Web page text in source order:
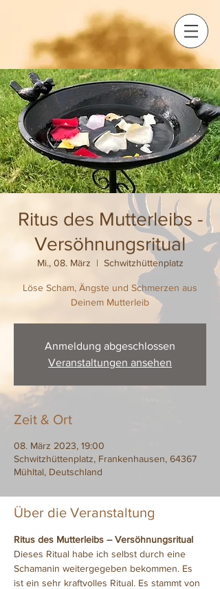
Ritus des Mutterleibs -
Versöhnungsritual
Mi., 08. März
  |
Schwitzhüttenplatz
Löse Scham, Ängste und Schmerzen aus
Deinem Mutterleib
Anmeldung abgeschlossen
Veranstaltungen ansehen
Zeit & Ort
08. März 2023, 19:00
Schwitzhüttenplatz, Frankenhausen, 64367
Mühltal, Deutschland
Über die Veranstaltung
Ritus des Mutterleibs – Versöhnungsritual
Dieses Ritual habe ich selbst durch eine
Schamanin weitergegeben bekommen. Es
ist ein sehr kraftvolles Ritual. Es stammt von